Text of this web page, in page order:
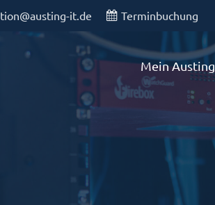
it.de Terminbuchung
Mein Austing